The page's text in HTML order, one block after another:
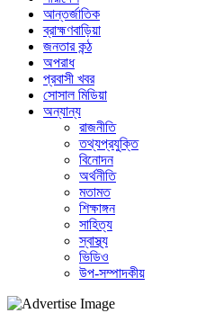
আন্তর্জাতিক
ব্রাহ্মণবাড়িয়া
জনতার কন্ঠ
অপরাধ
প্রবাসী খবর
সোসাল মিডিয়া
অন্যান্য
রাজনীতি
তথ্যপ্রযুক্তি
বিনোদন
অর্থনীতি
মতামত
শিক্ষাঙ্গন
সাহিত্য
স্বাস্থ্য
ভিডিও
উপ-সম্পাদকীয়